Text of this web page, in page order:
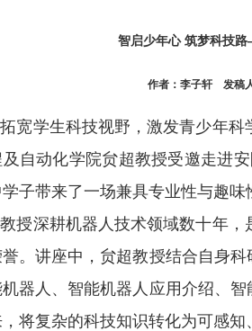
智启少年心 筑梦科技
作者：李子轩 发稿
宽学生科技视野，激发青少年科
自动化学院贠超教授受邀走进
子带来了一场兼具专业性与趣味
授深耕机器人技术领域数十年，
。讲座中，贠超教授结合自身
机器人、智能机器人应用介绍、
将复杂的科技知识转化为可感知